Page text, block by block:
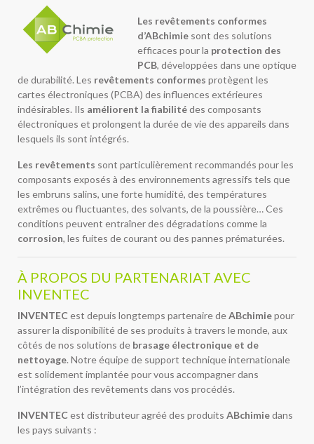
Les revêtements conformes
d’ABchimie sont des solutions
efficaces pour la protection des
PCB, développées dans une optique
de durabilité. Les revêtements conformes protègent les
cartes électroniques (PCBA) des influences extérieures
indésirables. Ils améliorent la fiabilitédes composants
électroniques et prolongent la durée de vie des appareils dans
lesquels ils sont intégrés.
Les revêtements sont particulièrement recommandés pour les
composants exposés à des environnements agressifs tels que
les embruns salins, une forte humidité, des températures
extrêmes ou fluctuantes, des solvants, de la poussière… Ces
conditions peuvent entraîner des dégradations comme la
corrosion, les fuites de courant ou des pannes prématurées.
À PROPOS DU PARTENARIAT AVEC
INVENTEC
INVENTEC est depuis longtemps partenaire deABchimiepour
assurer la disponibilité de ses produits à travers le monde, aux
côtés de nos solutions de brasage électronique et de
nettoyage. Notre équipe de support technique internationale
est solidement implantée pour vous accompagner dans
l’intégration des revêtements dans vos procédés.
INVENTEC est distributeur agréé des produits ABchimiedans
les pays suivants :